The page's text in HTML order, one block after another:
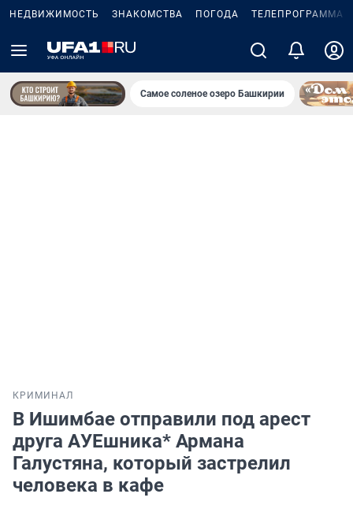
НЕДВИЖИМОСТЬ ЗНАКОМСТВА ПОГОДА ТЕЛЕПРОГРАММА
Самое соленое озеро Башкирии
КРИМИНАЛ
В Ишимбае отправили под арест
друга АУЕшника* Армана
Галустяна, который застрелил
человека в кафе